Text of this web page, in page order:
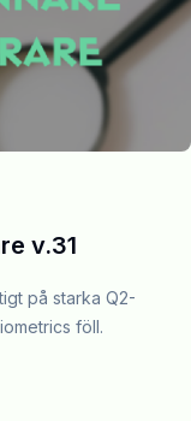
v.31
på starka Q2-
föll.